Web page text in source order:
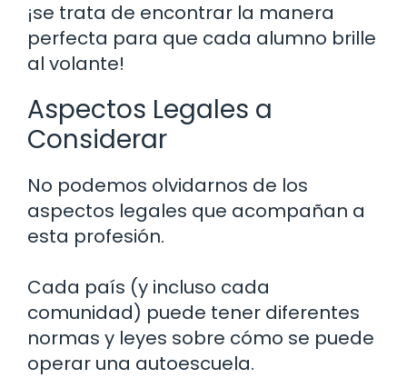
¡se trata de encontrar la manera
perfecta para que cada alumno brille
al volante!
Aspectos Legales a
Considerar
No podemos olvidarnos de los
aspectos legales que acompañan a
esta profesión.
Cada país (y incluso cada
comunidad) puede tener diferentes
normas y leyes sobre cómo se puede
operar una autoescuela.